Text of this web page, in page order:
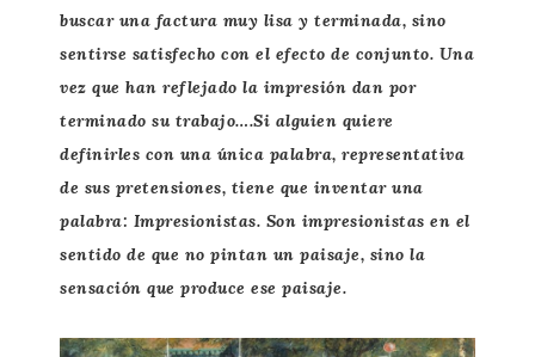
buscar una factura muy lisa y terminada, sino
sentirse satisfecho con el efecto de conjunto. Una
vez que han reflejado la impresión dan por
terminado su trabajo….Si alguien quiere
definirles con una única palabra, representativa
de sus pretensiones, tiene que inventar una
palabra: Impresionistas. Son impresionistas en el
sentido de que no pintan un paisaje, sino la
sensación que produce ese paisaje.